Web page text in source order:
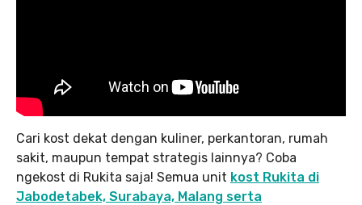
Cari kost dekat dengan kuliner, perkantoran, rumah
sakit, maupun tempat strategis lainnya? Coba
ngekost di Rukita saja! Semua unit kost Rukita di
Jabodetabek, Surabaya, Malang serta